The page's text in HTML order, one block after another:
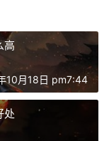
高
10月18日 pm7:44
处